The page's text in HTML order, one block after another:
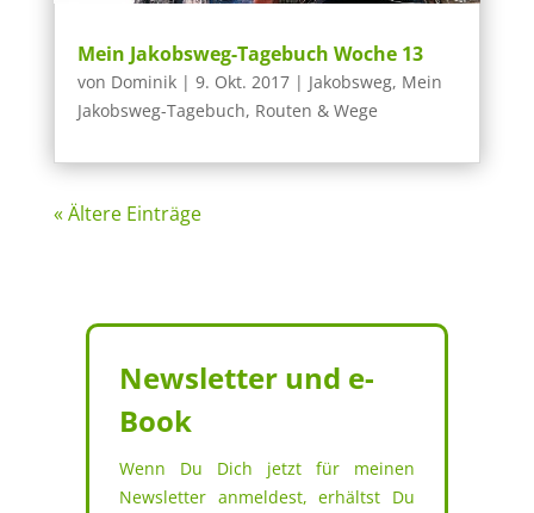
Mein Jakobsweg-Tagebuch Woche 13
von Dominik| 9. Okt. 2017| Jakobsweg, Mein
Jakobsweg-Tagebuch, Routen & Wege
« Ältere Einträge
Newsletter und e-
Book
Wenn Du Dich jetzt für meinen
Newsletter anmeldest, erhältst Du